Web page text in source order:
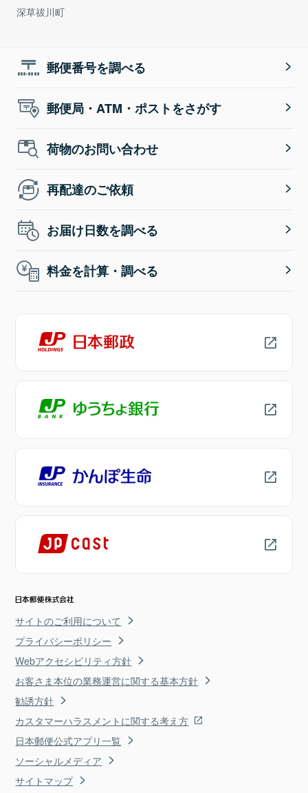
深草祓川町
郵便番号を調べる
郵便局・ATM・ポストをさがす
荷物のお問い合わせ
再配達のご依頼
お届け日数を調べる
料金を計算・調べる
サイトのご利用について
プライバシーポリシー
Webアクセシビリティ方針
お客さま本位の業務運営に関する基本方針
勧誘方針
カスタマーハラスメントに関する考え方
日本郵便公式アプリ一覧
ソーシャルメディア
サイトマップ